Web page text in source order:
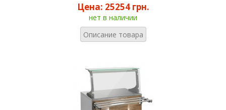
Цена: 25254 грн.
нет в наличии
Описание товара